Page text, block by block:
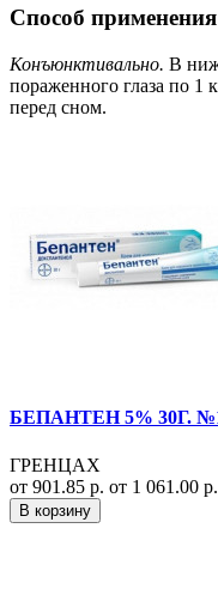
Способ
Конъюнктивально. В
пораженного глаза по 1
перед сном.
БЕПАНТЕН 5% 30Г.
ГРЕНЦАХ
от 901.85 р. от 1 061.00 р.
В корзину